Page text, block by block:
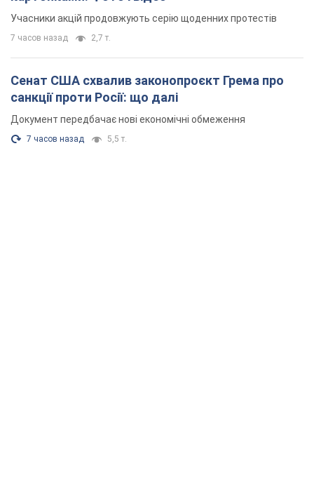
Учасники акцій продовжують серію щоденних протестів
7 часов назад 2,7 т.
Сенат США схвалив законопроєкт Грема про
санкції проти Росії: що далі
Документ передбачає нові економічні обмеження
7 часов назад 5,5 т.